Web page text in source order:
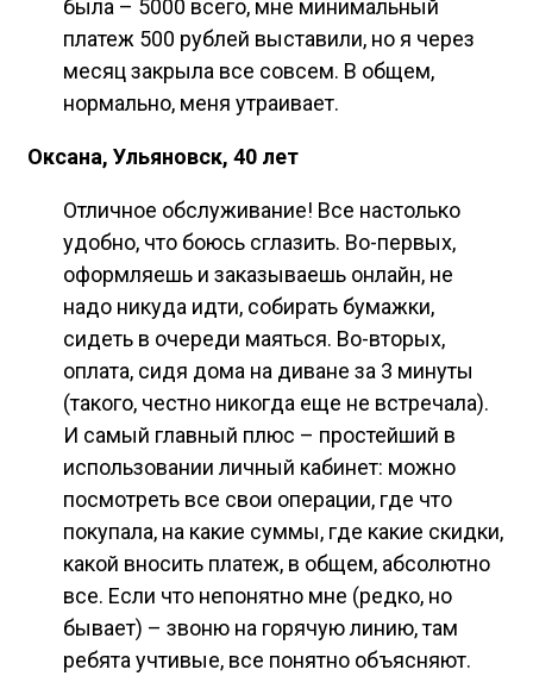
была – 5000 всего, мне минимальный
платеж 500 рублей выставили, но я через
месяц закрыла все совсем. В общем,
нормально, меня утраивает.
Оксана, Ульяновск, 40 лет
Отличное обслуживание! Все настолько
удобно, что боюсь сглазить. Во-первых,
оформляешь и заказываешь онлайн, не
надо никуда идти, собирать бумажки,
сидеть в очереди маяться. Во-вторых,
оплата, сидя дома на диване за 3 минуты
(такого, честно никогда еще не встречала).
И самый главный плюс – простейший в
использовании личный кабинет: можно
посмотреть все свои операции, где что
покупала, на какие суммы, где какие скидки,
какой вносить платеж, в общем, абсолютно
все. Если что непонятно мне (редко, но
бывает) – звоню на горячую линию, там
ребята учтивые, все понятно объясняют.